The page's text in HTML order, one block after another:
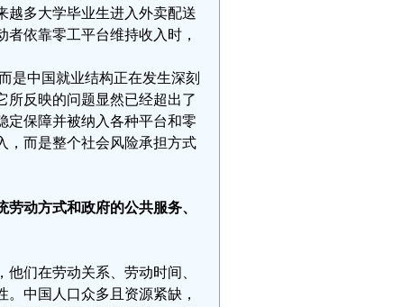
越多大学毕业生进入外卖配送
依靠零工平台维持收入时，
是中国就业结构正在发生深刻
所反映的问题显然已经超出了
定保障并被纳入各种平台和零
，而是整个社会风险承担方式
动方式和政府的公共服务、
们在劳动关系、劳动时间、
中国人口众多且资源紧缺，